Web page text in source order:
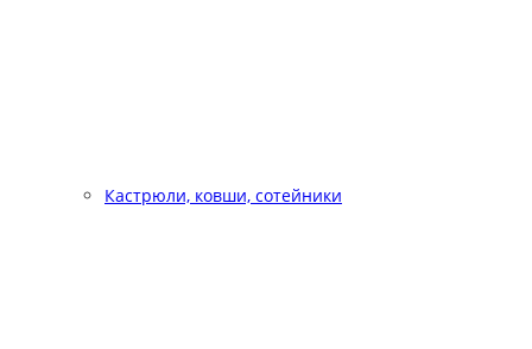
Кастрюли, ковши, сотейники